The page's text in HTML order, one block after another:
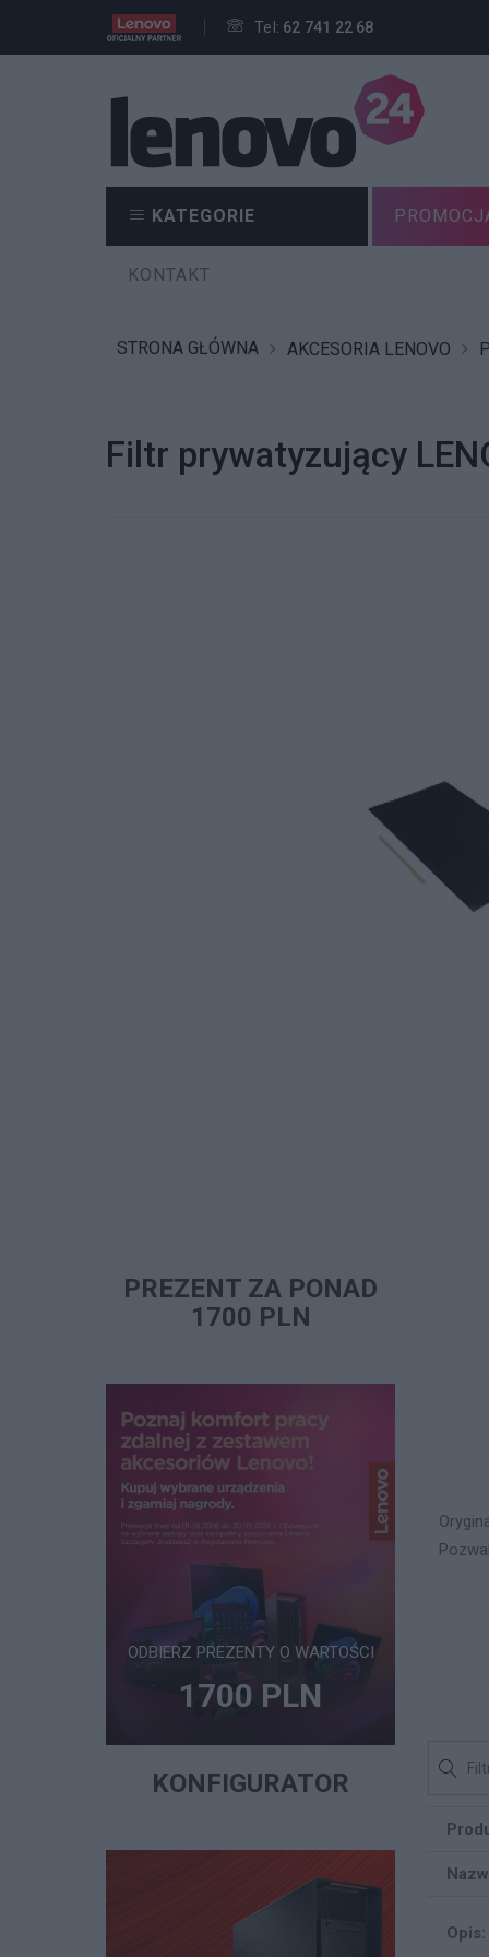
Tel: 62 741 22 68
KATEGORIE
KONTAKT
STRONA GŁÓWNA AKCESORIA LENOVO
Filtr prywatyzujący
PREZENT ZA PONAD
1700 PLN
ODBIERZ PREZENTY O WARTOŚCI
1700 PLN
KONFIGURATOR
Opis: